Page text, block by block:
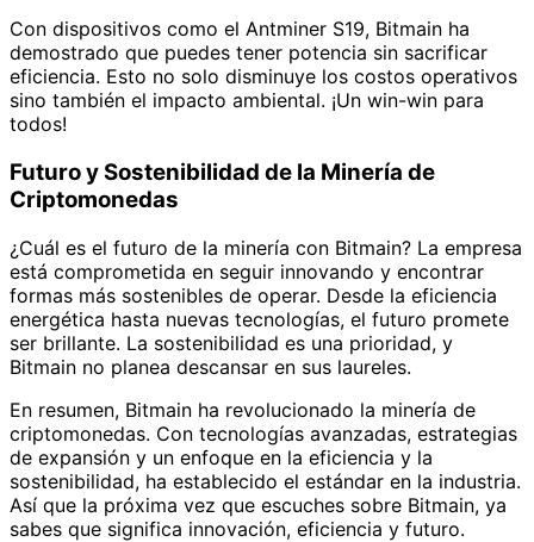
Con dispositivos como el Antminer S19, Bitmain ha
demostrado que puedes tener potencia sin sacrificar
eficiencia. Esto no solo disminuye los costos operativos
sino también el impacto ambiental. ¡Un win-win para
todos!
Futuro y Sostenibilidad de la Minería de
Criptomonedas
¿Cuál es el futuro de la minería con Bitmain? La empresa
está comprometida en seguir innovando y encontrar
formas más sostenibles de operar. Desde la eficiencia
energética hasta nuevas tecnologías, el futuro promete
ser brillante. La sostenibilidad es una prioridad, y
Bitmain no planea descansar en sus laureles.
En resumen, Bitmain ha revolucionado la minería de
criptomonedas. Con tecnologías avanzadas, estrategias
de expansión y un enfoque en la eficiencia y la
sostenibilidad, ha establecido el estándar en la industria.
Así que la próxima vez que escuches sobre Bitmain, ya
sabes que significa innovación, eficiencia y futuro.